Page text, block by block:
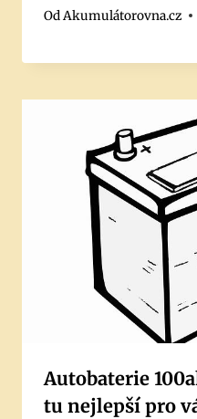
OdAkumulátorovna.cz
Autobaterie
tu nejlepší pro